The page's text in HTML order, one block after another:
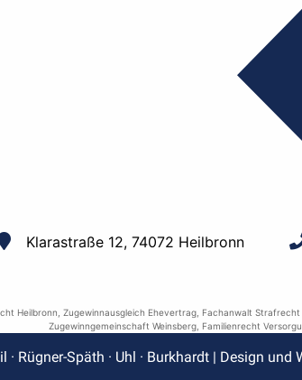
Klarastraße 12, 74072 Heilbronn
Heilbronn Zugewinnausgleich Ehevertrag Fachanwalt Strafrecht
Zugewinngemeinschaft Weinsberg Familienrecht
Rügner-Späth · Uhl · Burkhardt | Design und